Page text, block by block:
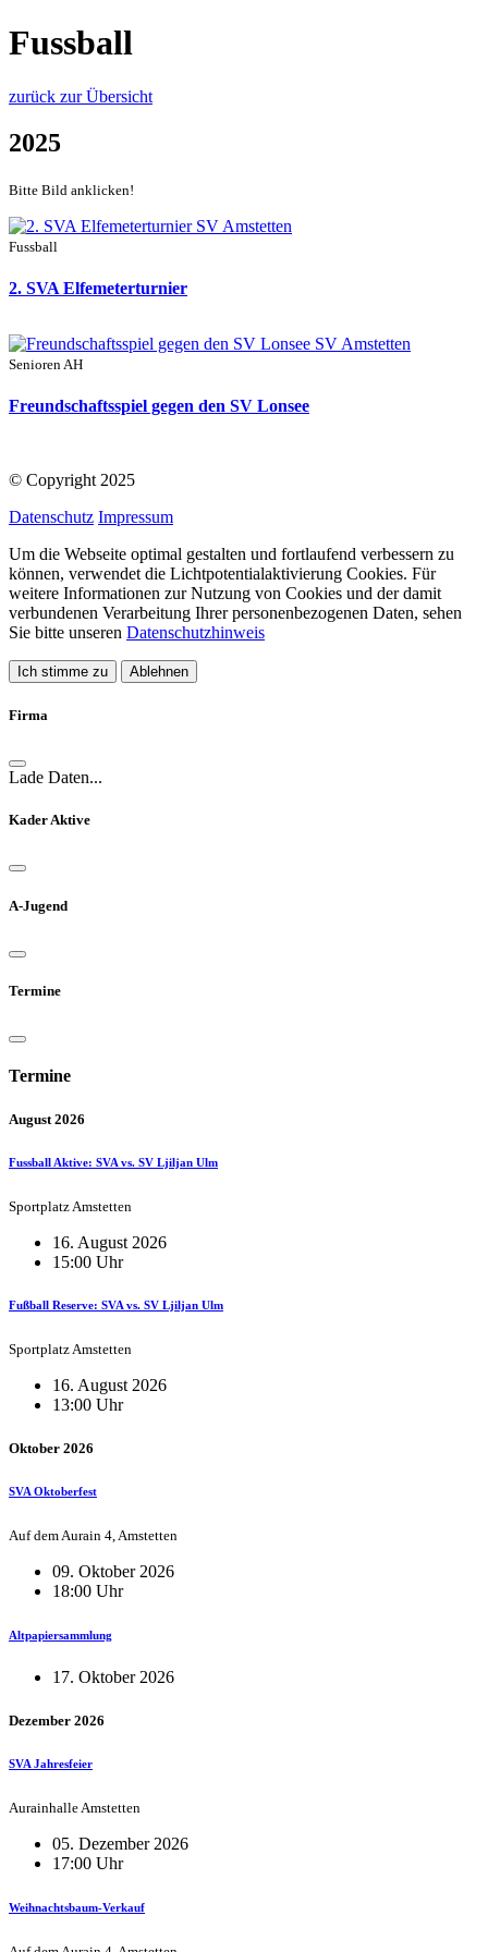
Fussball
zurück zur Übersicht
2025
Bitte Bild anklicken!
Fussball
2. SVA Elfemeterturnier
Senioren AH
Freundschaftsspiel gegen den SV Lonsee
© Copyright 2025
Datenschutz Impressum
Um die Webseite optimal gestalten und fortlaufend verbessern zu
können, verwendet die Lichtpotentialaktivierung Cookies. Für
weitere Informationen zur Nutzung von Cookies und der damit
verbundenen Verarbeitung Ihrer personenbezogenen Daten, sehen
Sie bitte unseren Datenschutzhinweis
Ich stimme zu Ablehnen
Firma
Lade Daten...
Kader Aktive
A-Jugend
Termine
Termine
August 2026
Fussball Aktive: SVA vs. SV Ljiljan Ulm
Sportplatz Amstetten
16. August 2026
15:00 Uhr
Fußball Reserve: SVA vs. SV Ljiljan Ulm
Sportplatz Amstetten
16. August 2026
13:00 Uhr
Oktober 2026
SVA Oktoberfest
Auf dem Aurain 4, Amstetten
09. Oktober 2026
18:00 Uhr
Altpapiersammlung
17. Oktober 2026
Dezember 2026
SVA Jahresfeier
Aurainhalle Amstetten
05. Dezember 2026
17:00 Uhr
Weihnachtsbaum-Verkauf